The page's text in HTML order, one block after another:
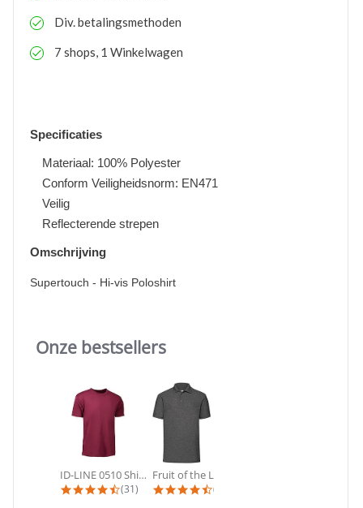
Div. betalingsmethoden
7 shops, 1 Winkelwagen
Specificaties
Materiaal: 100% Polyester
Conform Veiligheidsnorm: EN471
Veilig
Reflecterende strepen
Omschrijving
Supertouch - Hi-vis Poloshirt
Slideshow
Onze bestsellers
ID-LINE 0510 Shirt | T-shirts met...
4.4 star rating
(31) 4.3 star rating
(24)